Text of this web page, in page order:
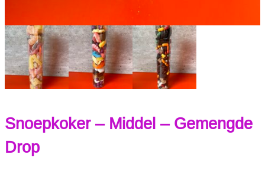
Snoepkoker – Middel – Gemengde
Drop